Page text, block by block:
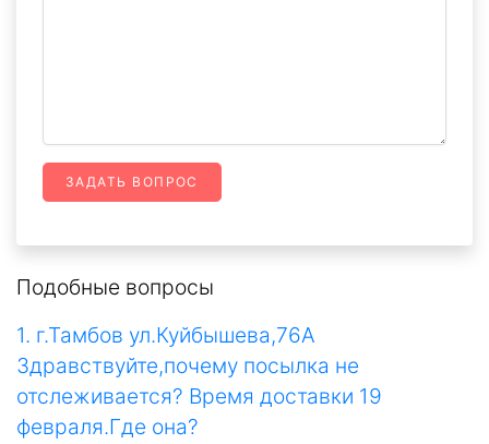
ЗАДАТЬ ВОПРОС
Подобные вопросы
1. г.Тамбов ул.Куйбышева,76А
Здравствуйте,почему посылка не
отслеживается? Время доставки 19
февраля.Где она?